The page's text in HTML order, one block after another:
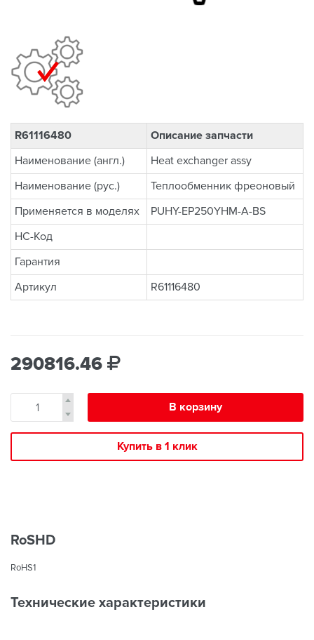
R61116480
Описание запчасти
Наименование (англ.)
Heat exchanger assy
Наименование (рус.)
Теплообменник фреоновый
Применяется в моделях
PUHY-EP250YHM-A-BS
НС-Код
Гарантия
Артикул
R61116480
290816.46
В корзину
Купить в 1 клик
RoSHD
RoHS1
Технические характеристики